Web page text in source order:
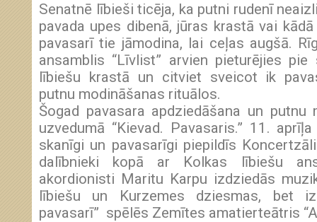
Senatnē lībieši ticēja, ka putni rudenī
pavada upes dibenā, jūras krastā vai
pavasarī tie jāmodina, lai ceļas augšā.
ansamblis “Līvlist” arvien pieturējies pie
lībiešu krastā un citviet sveicot ik
putnu modināšanas rituālos.
Šogad pavasara apdziedāšana un putnu
uzvedumā “Kievad. Pavasaris.” 11.
skanīgi un pavasarīgi piepildīs Koncertzāli
dalībnieki kopā ar Kolkas lībiešu
akordionisti Maritu Karpu izdziedās
lībiešu un Kurzemes dziesmas, bet
pavasarī” spēlēs Zemītes amatierteātris